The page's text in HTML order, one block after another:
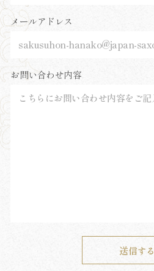
メールアドレス
お問い合わせ内容